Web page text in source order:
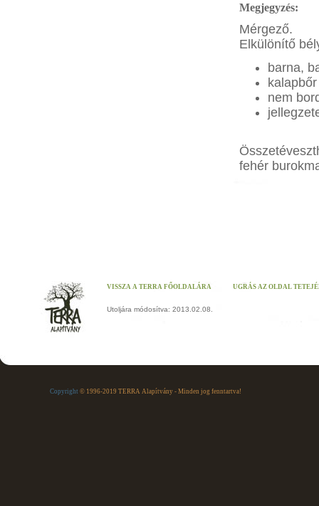
Megjegyzés:
Mérgező.
Elkülönítő
barna,
nem
fehér
VISSZA A TERRA FŐOLDALÁRA UGRÁS AZ OLDAL
Utoljára módosítva: 2013.02.08.
Copyright © 1996-2019 TERRA Alapítvány - Minden jog fenntartva!